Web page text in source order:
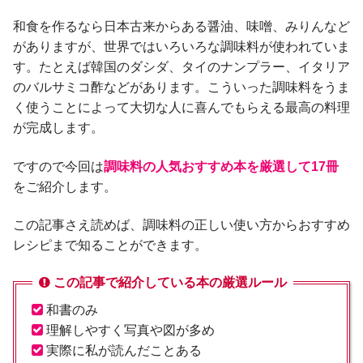
和食を作るなら日本古来からある醤油、味噌、みりんなど
がありますが、世界ではいろいろな調味料が使われていま
す。たとえば韓国のダシダ、タイのナンプラー、イタリア
のバルサミコ酢などがあります。こういった調味料をうま
く使うことによって大切な人に喜んでもらえる最高の料理
が完成します。
ですので今回は調味料の人気おすすめ本を厳選して17冊
をご紹介します。
この記事さえ読めば、調味料の正しい使い方からおすすめ
レシピまで知ることができます。
この記事で紹介している本の厳選ルール
和書のみ
理解しやすく写真や図が多め
実際に私が読んだことある